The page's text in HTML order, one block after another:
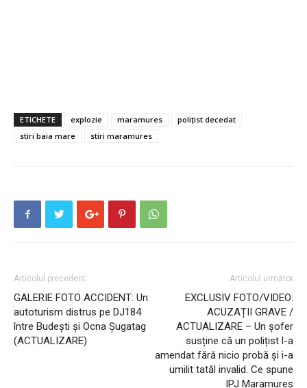
ETICHETE explozie maramures
polițist decedat
stiri baia mare
stiri maramures
Articolul precedent
GALERIE FOTO ACCIDENT: Un
autoturism distrus pe DJ184
între Budești și Ocna Șugatag
(ACTUALIZARE)
Articolul următor
EXCLUSIV FOTO/VIDEO:
ACUZAȚII GRAVE /
ACTUALIZARE – Un șofer
susține că un polițist l-a
amendat fără nicio probă și i-a
umilit tatăl invalid. Ce spune
IPJ Maramureş